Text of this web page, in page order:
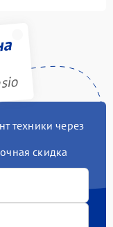
техники через
скидка